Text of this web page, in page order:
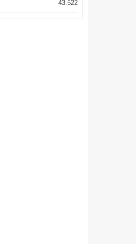
43.522